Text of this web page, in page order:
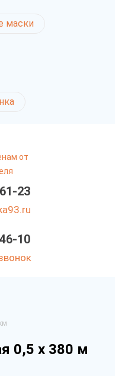
маски
от
23
10
0,5 х 380 м